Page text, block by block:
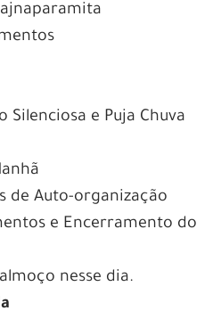
Silenciosa e Puja Chuva
de Auto-organização
e Encerramento do
nesse dia.